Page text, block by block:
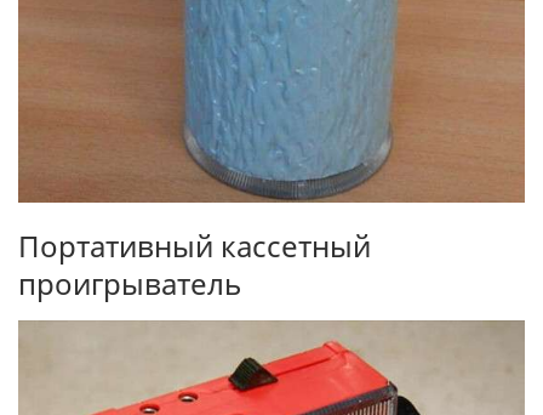
Портативный кассетный
проигрыватель